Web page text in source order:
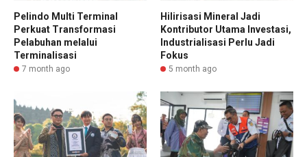
Pelindo Multi Terminal
Perkuat Transformasi
Pelabuhan melalui
Terminalisasi
7 month ago
Hilirisasi Mineral Jadi
Kontributor Utama Investasi,
Industrialisasi Perlu Jadi
Fokus
5 month ago